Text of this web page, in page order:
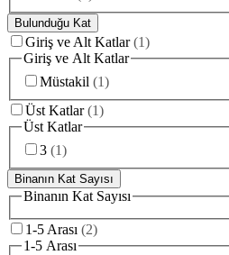
Bulunduğu Kat
Giriş ve Alt Katlar (1)
Giriş ve Alt Katlar
Müstakil (1)
Üst Katlar (1)
Üst Katlar
3 (1)
Binanın Kat Sayısı
Binanın Kat Sayısı
1-5 Arası (2)
1-5 Arası